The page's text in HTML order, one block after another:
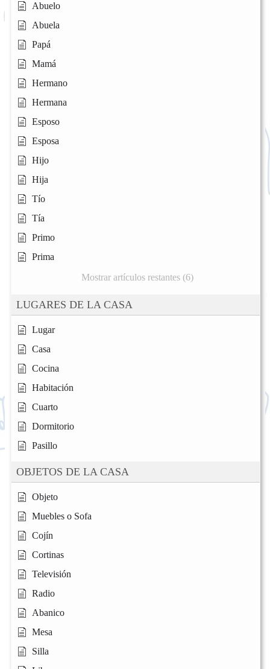
Abuelo
Abuela
Papá
Mamá
Hermano
Hermana
Esposo
Esposa
Hijo
Hija
Tío
Tía
Primo
Prima
Mostrar artículos restantes (6)
LUGARES DE LA CASA
Lugar
Casa
Cocina
Habitación
Cuarto
Dormitorio
Pasillo
OBJETOS DE LA CASA
Objeto
Muebles o Sofa
Cojín
Cortinas
Televisión
Radio
Abanico
Mesa
Silla